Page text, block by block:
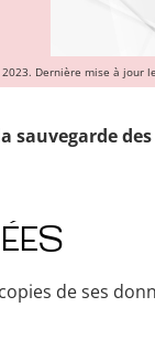
Dernière mise à jour
sauvegarde
de ses